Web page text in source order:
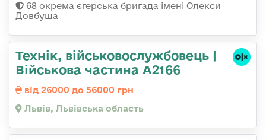
68 окрема єгерська бригада імені Олекси
Довбуша
Технік, військовослужбовець |
Військова частина А2166
від 26000 до 56000 грн
Львів, Львівська область